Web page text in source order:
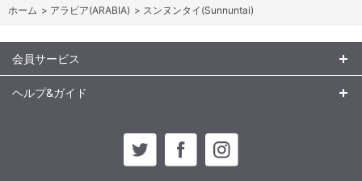
ホーム > アラビア(ARABIA) > スンヌンタイ(Sunnuntai)
会員サービス
ヘルプ&ガイド